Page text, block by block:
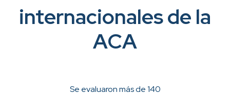
internacionales de la
ACA
Se evaluaron más de 140